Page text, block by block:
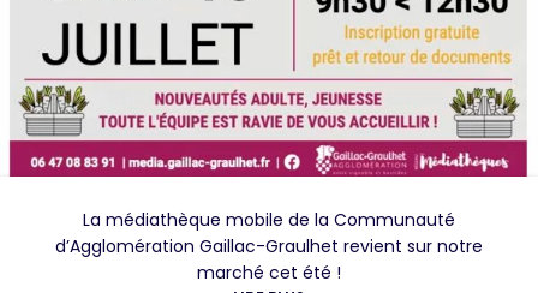
La médiathèque mobile de la Communauté
d’Agglomération Gaillac-Graulhet revient sur notre
marché cet été !